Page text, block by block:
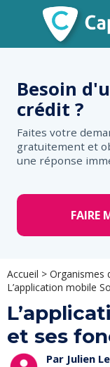
Besoin
crédit ?
Faites votre
gratuitement et
une réponse
FAIRE
Accueil > Organismes
L’application mobile
et ses
Par Julien